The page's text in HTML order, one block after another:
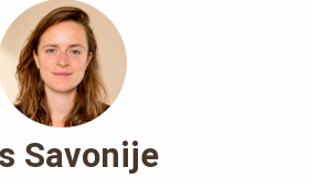
Savonije